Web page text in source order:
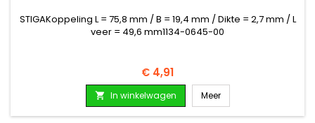
STIGAKoppeling L = 75,8 mm / B = 19,4 mm / Dikte = 2,7 mm / L
veer = 49,6 mm1134-0645-00
Prijs
€ 4,91
 In winkelwagen Meer